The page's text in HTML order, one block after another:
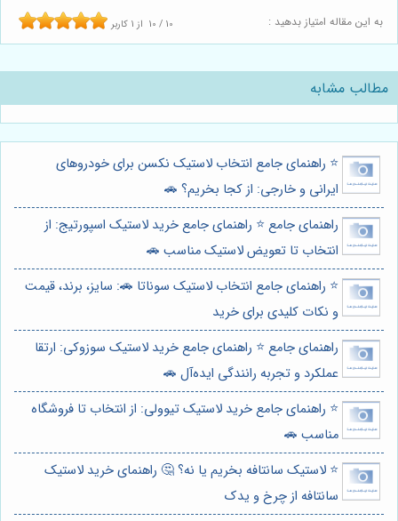
به این مقاله امتیاز بدهید : 10 / 10 از 1 کاربر
مطالب مشابه
⭐️ راهنمای جامع انتخاب لاستیک نکسن برای خودروهای
ایرانی و خارجی: از کجا بخریم؟ 🚗
راهنمای جامع ⭐️ راهنمای جامع خرید لاستیک اسپورتیج: از
انتخاب تا تعویض لاستیک مناسب 🚗
⭐️ راهنمای جامع انتخاب لاستیک سوناتا 🚗: سایز، برند، قیمت
و نکات کلیدی برای خرید
راهنمای جامع ⭐️ راهنمای جامع خرید لاستیک سوزوکی: ارتقا
عملکرد و تجربه رانندگی ایده‌آل 🚗
⭐️ راهنمای جامع خرید لاستیک تیوولی: از انتخاب تا فروشگاه
مناسب 🚗
⭐️ لاستیک سانتافه بخریم یا نه؟ 🤔 راهنمای خرید لاستیک
سانتافه از چرخ و یدک